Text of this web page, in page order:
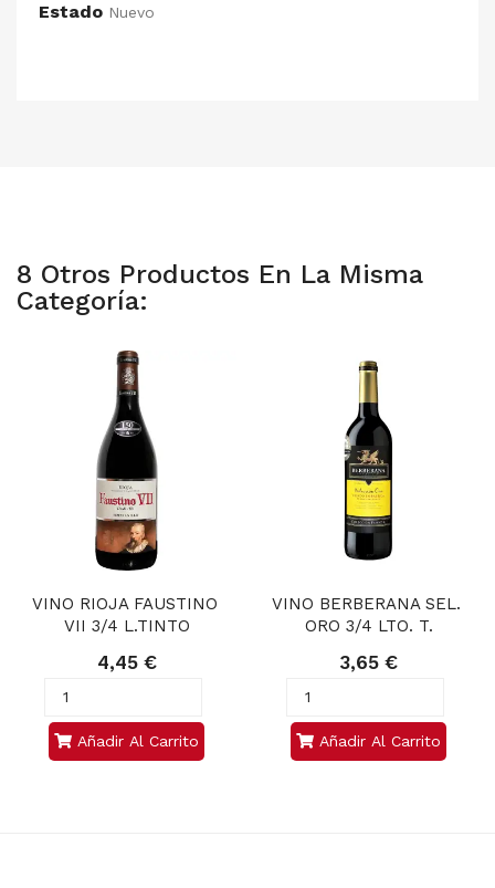
Estado Nuevo
8 Otros Productos En La Misma
Categoría:
VINO RIOJA FAUSTINO
VII 3/4 L.TINTO
4,45 €
Añadir Al Carrito
VINO BERBERANA SEL.
ORO 3/4 LTO. T.
3,65 €
Añadir Al Carrito